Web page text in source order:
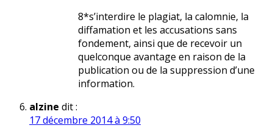
8*s’interdire le plagiat, la calomnie, la
diffamation et les accusations sans
fondement, ainsi que de recevoir un
quelconque avantage en raison de la
publication ou de la suppression d’une
information.
alzine dit :
17 décembre 2014 à 9:50